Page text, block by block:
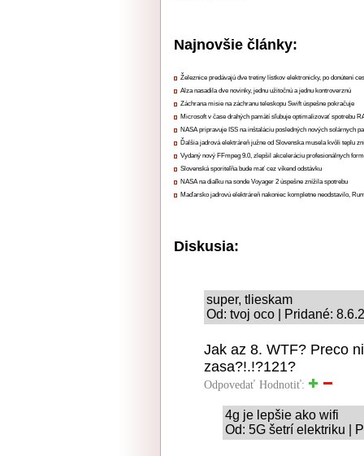
Najnovšie články:
Železnice predávajú dve tretiny lístkov elektronicky, po donútení
Alza nasadila dve novinky, jednu užitočnú a jednu kontroverznú
Záchrana misie na záchranu teleskopu Swift úspešne pokračuje
Microsoft v čase drahých pamätí sľubuje optimalizovať spotrebu
NASA pripravuje ISS na inštaláciu posledných nových solárnych
Ďalšia jadrová elektráreň južne od Slovenska musela kvôli teplu
Vydaný nový FFmpeg 9.0, zlepšil akceleráciu profesionálnych
Slovenská sporiteľňa bude mať cez víkend odstávku
NASA na diaľku na sonde Voyager 2 úspešne znížila spotrebu
Maďarsko jadrovú elektráreň nakoniec kompletne neodstavilo,
Diskusia:
super, tlieskam
Od: tvoj oco | Pridané:
Jak az 8. WTF? Preco
zasa?!.!?121?
Odpovedať Hodnotiť:
4g je lepšie ako wifi
Od: 5G šetrí elektriku |